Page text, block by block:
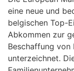
eine neue und
belgischen Top-
Abkommen zur
Beschaffung von
unterzeichnet.